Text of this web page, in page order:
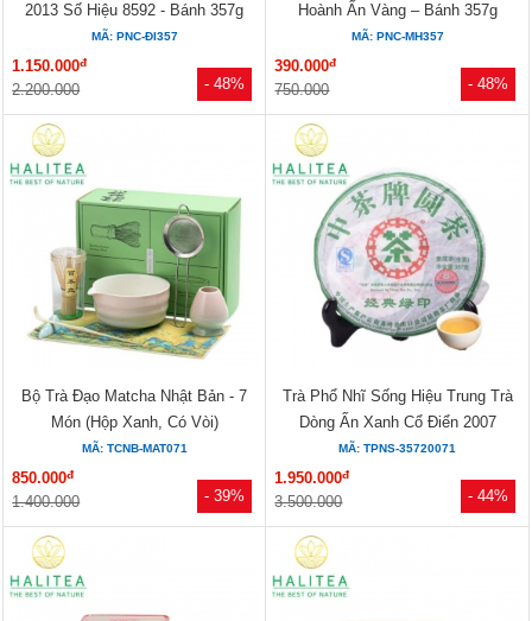
- 48%
2013 Số Hiệu 8592 - Bánh 357g
MÃ: PNC-ĐI357
1.150.000đ
2.200.000 - 48%
Hoành Ấn Vàng – Bánh 357g
MÃ: PNC-MH357
390.000đ
750.000
- 39%
Bộ Trà Đạo Matcha Nhật Bản - 7
Món (Hộp Xanh, Có Vòi)
MÃ: TCNB-MAT071
850.000đ
1.400.000 - 44%
Trà Phổ Nhĩ Sống Hiệu Trung Trà
Dòng Ấn Xanh Cổ Điển 2007
MÃ: TPNS-35720071
1.950.000đ
3.500.000